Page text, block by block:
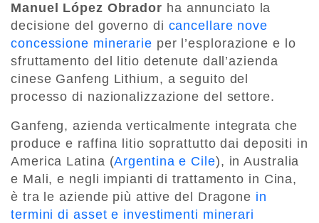
Manuel López Obrador ha annunciato la
decisione del governo di cancellare nove
concessione minerarie per l’esplorazione e lo
sfruttamento del litio detenute dall’azienda
cinese Ganfeng Lithium, a seguito del
processo di nazionalizzazione del settore.
Ganfeng, azienda verticalmente integrata che
produce e raffina litio soprattutto dai depositi in
America Latina (Argentina e Cile), in Australia
e Mali, e negli impianti di trattamento in Cina,
è tra le aziende più attive del Dragone in
termini di asset e investimenti minerari